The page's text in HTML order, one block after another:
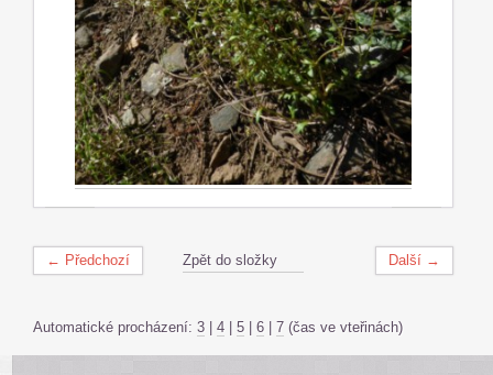
← Předchozí Další →
Zpět do složky
Automatické procházení: 3 4 5 6 7 (čas ve vteřinách)